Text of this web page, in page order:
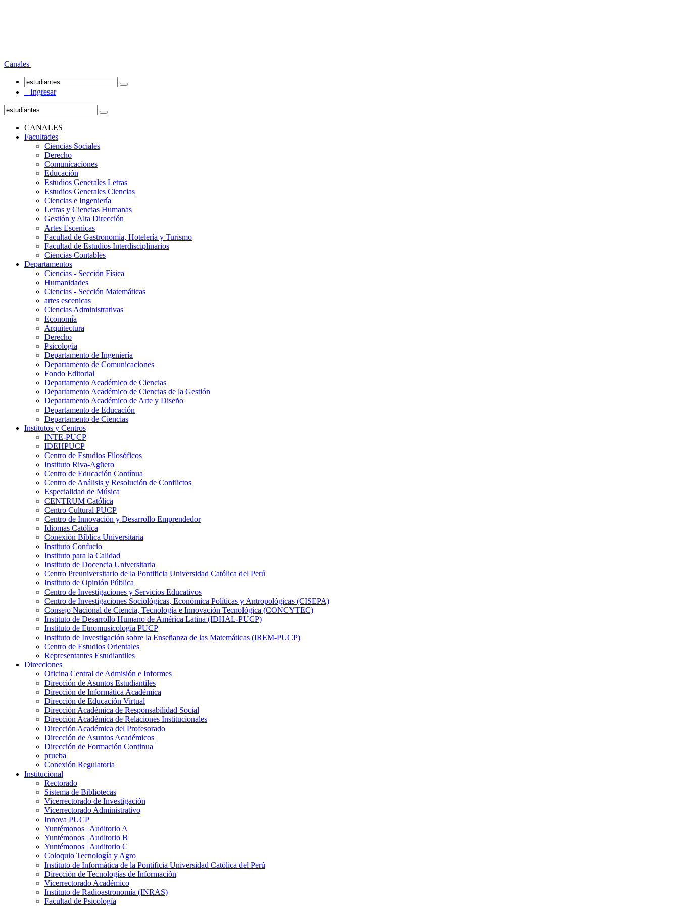
Canales
Ingresar
CANALES
Facultades
Ciencias Sociales
Derecho
Comunicaciones
Educación
Estudios Generales Letras
Estudios Generales Ciencias
Ciencias e Ingeniería
Letras y Ciencias Humanas
Gestión y Alta Dirección
Artes Escenicas
Facultad de Gastronomía, Hotelería y Turismo
Facultad de Estudios Interdisciplinarios
Ciencias Contables
Departamentos
Ciencias - Sección Física
Humanidades
Ciencias - Sección Matemáticas
artes escenicas
Ciencias Administrativas
Economía
Arquitectura
Derecho
Psicologia
Departamento de Ingeniería
Departamento de Comunicaciones
Fondo Editorial
Departamento Académico de Ciencias
Departamento Académico de Ciencias de la Gestión
Departamento Académico de Arte y Diseño
Departamento de Educación
Departamento de Ciencias
Institutos y Centros
INTE-PUCP
IDEHPUCP
Centro de Estudios Filosóficos
Instituto Riva-Agüero
Centro de Educación Contínua
Centro de Análisis y Resolución de Conflictos
Especialidad de Música
CENTRUM Católica
Centro Cultural PUCP
Centro de Innovación y Desarrollo Emprendedor
Idiomas Católica
Conexión Bíblica Universitaria
Instituto Confucio
Instituto para la Calidad
Instituto de Docencia Universitaria
Centro Preuniversitario de la Pontificia Universidad Católica del Perú
Instituto de Opinión Pública
Centro de Investigaciones y Servicios Educativos
Centro de Investigaciones Sociológicas, Económica Políticas y Antropológicas (CISEPA)
Consejo Nacional de Ciencia, Tecnología e Innovación Tecnológica (CONCYTEC)
Instituto de Desarrollo Humano de América Latina (IDHAL-PUCP)
Instituto de Etnomusicología PUCP
Instituto de Investigación sobre la Enseñanza de las Matemáticas (IREM-PUCP)
Centro de Estudios Orientales
Representantes Estudiantiles
Direcciones
Oficina Central de Admisión e Informes
Dirección de Asuntos Estudiantiles
Dirección de Informática Académica
Dirección de Educación Virtual
Dirección Académica de Responsabilidad Social
Dirección Académica de Relaciones Institucionales
Dirección Académica del Profesorado
Dirección de Asuntos Académicos
Dirección de Formación Continua
prueba
Conexión Regulatoria
Institucional
Rectorado
Sistema de Bibliotecas
Vicerrectorado de Investigación
Vicerrectorado Administrativo
Innova PUCP
Yuntémonos | Auditorio A
Yuntémonos | Auditorio B
Yuntémonos | Auditorio C
Coloquio Tecnología y Agro
Instituto de Informática de la Pontificia Universidad Católica del Perú
Dirección de Tecnologías de Información
Vicerrectorado Académico
Instituto de Radioastronomía (INRAS)
Facultad de Psicología